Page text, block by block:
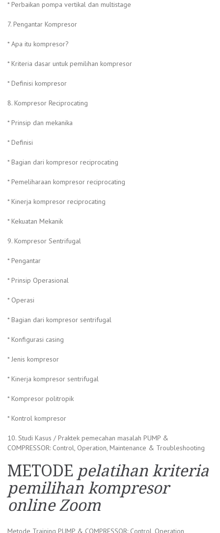
* Perbaikan pompa vertikal dan multistage
7. Pengantar Kompresor
* Apa itu kompresor?
* Kriteria dasar untuk pemilihan kompresor
* Definisi kompresor
8. Kompresor Reciprocating
* Prinsip dan mekanika
* Definisi
* Bagian dari kompresor reciprocating
* Pemeliharaan kompresor reciprocating
* Kinerja kompresor reciprocating
* Kekuatan Mekanik
9. Kompresor Sentrifugal
* Pengantar
* Prinsip Operasional
* Operasi
* Bagian dari kompresor sentrifugal
* Konfigurasi casing
* Jenis kompresor
* Kinerja kompresor sentrifugal
* Kompresor politropik
* Kontrol kompresor
10. Studi Kasus / Praktek pemecahan masalah PUMP &
COMPRESSOR: Control, Operation, Maintenance & Troubleshooting
METODE pelatihan kriteria
pemilihan kompresor
online Zoom
Metode Training PUMP & COMPRESSOR: Control, Operation,